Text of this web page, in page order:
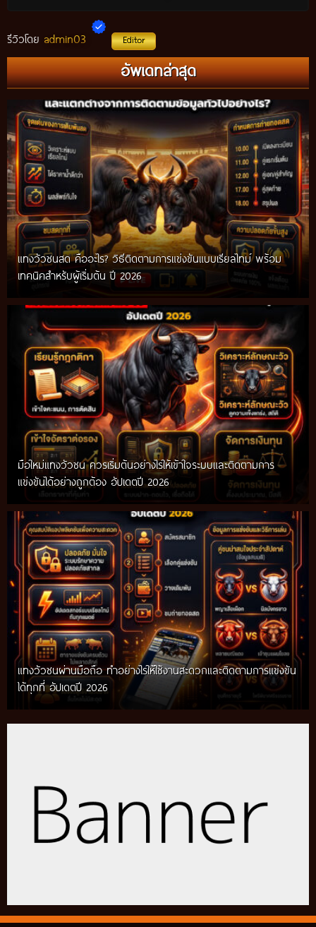
รีวิวโดย admin03 Editor
อัพเดทล่าสุด
แทงวัวชนสด คืออะไร? วิธีติดตามการแข่งขันแบบเรียลไทม์ พร้อม
เทคนิคสำหรับผู้เริ่มต้น ปี 2026
มือใหม่แทงวัวชน ควรเริ่มต้นอย่างไรให้เข้าใจระบบและติดตามการ
แข่งขันได้อย่างถูกต้อง อัปเดตปี 2026
แทงวัวชนผ่านมือถือ ทำอย่างไรให้ใช้งานสะดวกและติดตามการแข่งขัน
ได้ทุกที่ อัปเดตปี 2026